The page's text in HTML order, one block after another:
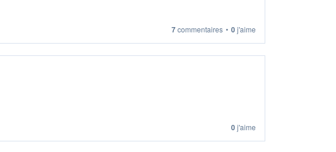
7commentaires • 0j'aime
0j'aime